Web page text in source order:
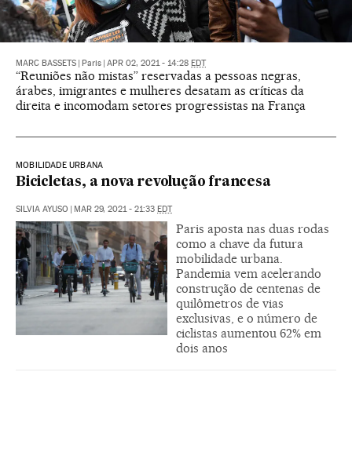
MARC BASSETS Paris APR 02, 2021 - 14:28 EDT
“Reuniões não mistas” reservadas a pessoas negras,
árabes, imigrantes e mulheres desatam as críticas da
direita e incomodam setores progressistas na França
MOBILIDADE URBANA
Bicicletas, a nova revolução francesa
SILVIA AYUSO MAR 29, 2021 - 21:33 EDT
Paris aposta nas duas rodas
como a chave da futura
mobilidade urbana.
Pandemia vem acelerando
construção de centenas de
quilômetros de vias
exclusivas, e o número de
ciclistas aumentou 62% em
dois anos